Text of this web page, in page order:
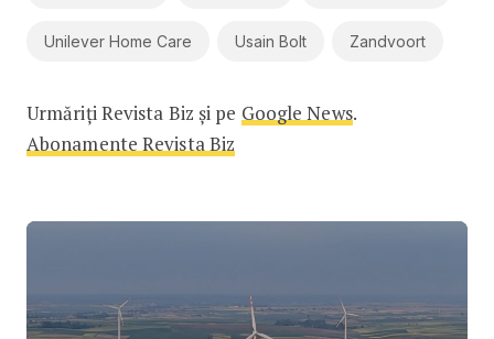
Unilever Home Care Usain Bolt Zandvoort
Urmăriți Revista Biz și pe Google News.
Abonamente Revista Biz